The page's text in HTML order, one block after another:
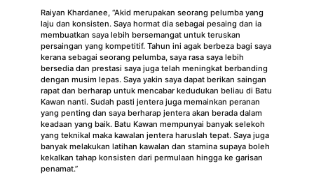
Raiyan Khardanee, “Akid merupakan seorang pelumba yang
laju dan konsisten. Saya hormat dia sebagai pesaing dan ia
membuatkan saya lebih bersemangat untuk teruskan
persaingan yang kompetitif. Tahun ini agak berbeza bagi saya
kerana sebagai seorang pelumba, saya rasa saya lebih
bersedia dan prestasi saya juga telah meningkat berbanding
dengan musim lepas. Saya yakin saya dapat berikan saingan
rapat dan berharap untuk mencabar kedudukan beliau di Batu
Kawan nanti. Sudah pasti jentera juga memainkan peranan
yang penting dan saya berharap jentera akan berada dalam
keadaan yang baik. Batu Kawan mempunyai banyak selekoh
yang teknikal maka kawalan jentera haruslah tepat. Saya juga
banyak melakukan latihan kawalan dan stamina supaya boleh
kekalkan tahap konsisten dari permulaan hingga ke garisan
penamat.”